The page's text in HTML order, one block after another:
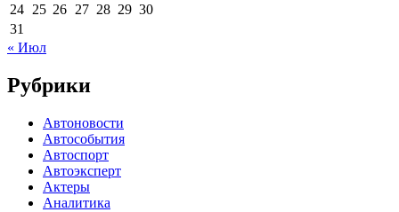
24 25 26 27 28 29 30
31
« Июл
Рубрики
Автоновости
Автособытия
Автоспорт
Автоэксперт
Актеры
Аналитика